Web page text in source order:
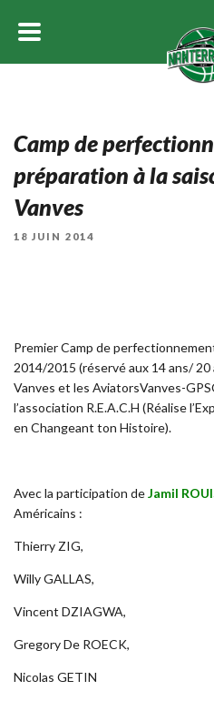
Camp de
préparation à la
Vanves
PUBLIÉ
18 JUIN 2014
Premier Camp de
2014/2015 (réservé aux 14 ans/
Vanves et les AviatorsVanves-
l’association R.E.A.C.H (Réalise
en Changeant ton Histoire).
Avec la participation deJamil
Américains :
Thierry ZIG,
Willy GALLAS,
Vincent DZIAGWA,
Gregory De ROECK,
Nicolas GETIN